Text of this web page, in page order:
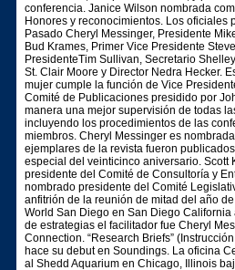
conferencia. Janice Wilson nombrada
Honores y reconocimientos. Los oficiales
Pasado Cheryl Messinger, Presidente
Bud Krames, Primer Vice Presidente
PresidenteTim Sullivan, Secretario
St. Clair Moore y Director Nedra Hecker.
mujer cumple la función de Vice
Comité de Publicaciones presidido por
manera una mejor supervisión de todas
incluyendo los procedimientos de las
miembros. Cheryl Messinger es
ejemplares de la revista fueron
especial del veinticinco aniversario. Scott
presidente del Comité de Consultoría y
nombrado presidente del Comité
anfitrión de la reunión de mitad del año
World San Diego en San Diego
de estrategias el facilitador fue Cheryl
Connection. “Research Briefs”
hace su debut en Soundings. La oficina
al Shedd Aquarium en Chicago, Illinois